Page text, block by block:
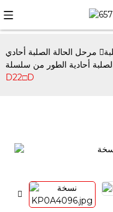
مرحل الحالة الصلبة أحادي
D22□D